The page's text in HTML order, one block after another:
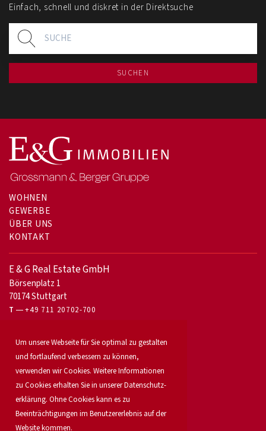
Einfach, schnell und diskret in der Direktsuche
SUCHEN
WOHNEN
GEWERBE
ÜBER UNS
KONTAKT
E & G Real Estate GmbH
Börsenplatz 1
70174 Stuttgart
T +49 711 20702-700
Für Eigentümer
Unser Service
Objekt anbieten
Für Bauträger
Industrie & Logistik
Standorte
Um unsere Webseite für Sie optimal zu gestalten
und fortlaufend verbessern zu können,
verwenden wir Cookies. Weitere Informationen
zu Cookies erhalten Sie in unserer Daten­schutz­
erklärung. Ohne Cookies kann es zu
Beeinträchtigungen im Benutzererlebnis auf der
Website kommen.